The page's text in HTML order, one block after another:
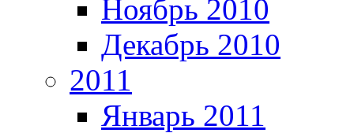
Ноябрь 2010
Декабрь 2010
2011
Январь 2011